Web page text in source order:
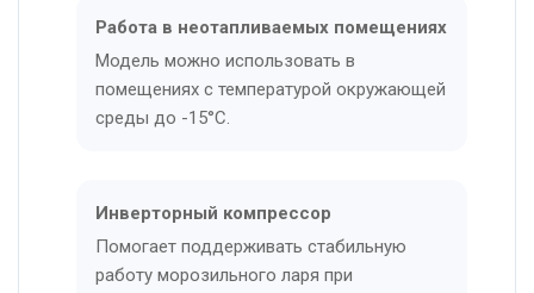
Работа в неотапливаемых помещениях
Модель можно использовать в
помещениях с температурой окружающей
среды до -15°C.
Инверторный компрессор
Помогает поддерживать стабильную
работу морозильного ларя при